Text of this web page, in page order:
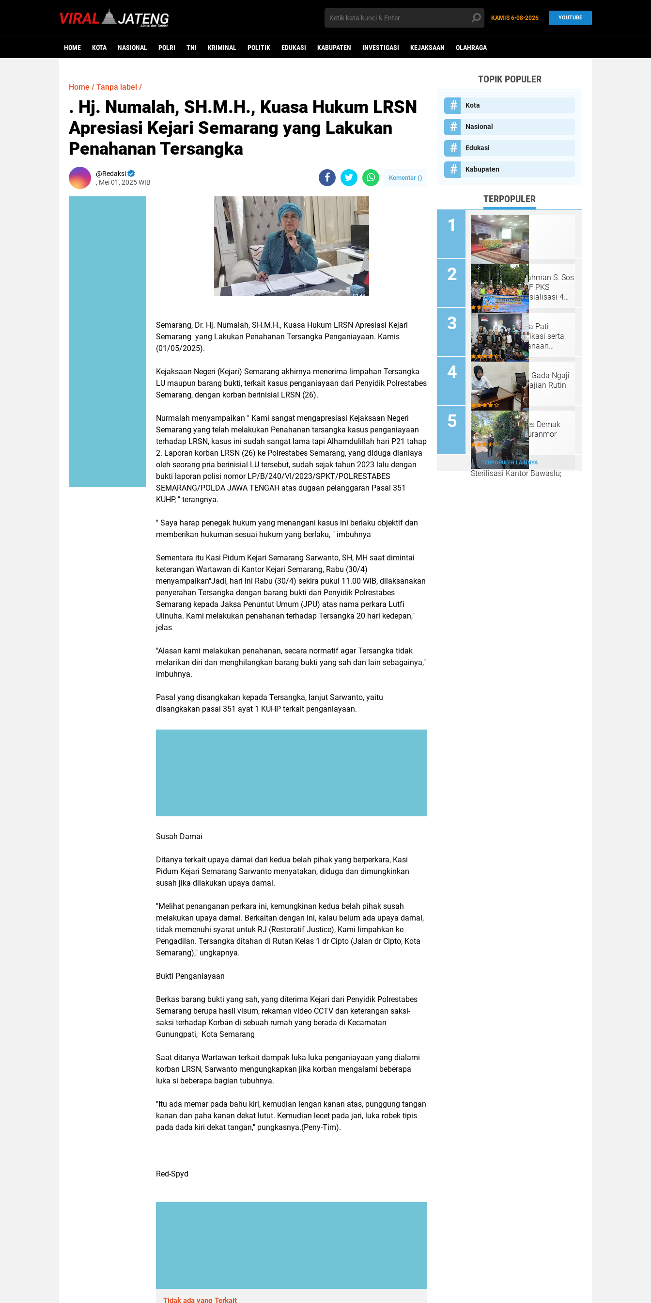
KAMIS 6•08•2026 YOUTUBE
HOME KOTA NASIONAL POLRI TNI KRIMINAL POLITIK EDUKASI KABUPATEN INVESTIGASI KEJAKSAAN OLAHRAGA
Home / Tanpa label /
. Hj. Numalah, SH.M.H., Kuasa Hukum LRSN
Apresiasi Kejari Semarang yang Lakukan
Penahanan Tersangka
Redaksi
, Mei 01, 2025 WIB
Komentar ()
Semarang, Dr. Hj. Numalah, SH.M.H., Kuasa Hukum LRSN Apresiasi Kejari
Semarang yang Lakukan Penahanan Tersangka Penganiayaan. Kamis
(01/05/2025).
Kejaksaan Negeri (Kejari) Semarang akhirnya menerima limpahan Tersangka
LU maupun barang bukti, terkait kasus penganiayaan dari Penyidik Polrestabes
Semarang, dengan korban berinisial LRSN (26).
Nurmalah menyampaikan " Kami sangat mengapresiasi Kejaksaan Negeri
Semarang yang telah melakukan Penahanan tersangka kasus penganiayaan
terhadap LRSN, kasus ini sudah sangat lama tapi Alhamdulillah hari P21 tahap
2. Laporan korban LRSN (26) ke Polrestabes Semarang, yang diduga dianiaya
oleh seorang pria berinisial LU tersebut, sudah sejak tahun 2023 lalu dengan
bukti laporan polisi nomor LP/B/240/VI/2023/SPKT/POLRESTABES
SEMARANG/POLDA JAWA TENGAH atas dugaan pelanggaran Pasal 351
KUHP, " terangnya.
" Saya harap penegak hukum yang menangani kasus ini berlaku objektif dan
memberikan hukuman sesuai hukum yang berlaku, " imbuhnya
Sementara itu Kasi Pidum Kejari Semarang Sarwanto, SH, MH saat dimintai
keterangan Wartawan di Kantor Kejari Semarang, Rabu (30/4)
menyampaikan"Jadi, hari ini Rabu (30/4) sekira pukul 11.00 WIB, dilaksanakan
penyerahan Tersangka dengan barang bukti dari Penyidik Polrestabes
Semarang kepada Jaksa Penuntut Umum (JPU) atas nama perkara Lutfi
Ulinuha. Kami melakukan penahanan terhadap Tersangka 20 hari kedepan,"
jelas
"Alasan kami melakukan penahanan, secara normatif agar Tersangka tidak
melarikan diri dan menghilangkan barang bukti yang sah dan lain sebagainya,"
imbuhnya.
Pasal yang disangkakan kepada Tersangka, lanjut Sarwanto, yaitu
disangkakan pasal 351 ayat 1 KUHP terkait penganiayaan.
Susah Damai
Ditanya terkait upaya damai dari kedua belah pihak yang berperkara, Kasi
Pidum Kejari Semarang Sarwanto menyatakan, diduga dan dimungkinkan
susah jika dilakukan upaya damai.
"Melihat penanganan perkara ini, kemungkinan kedua belah pihak susah
melakukan upaya damai. Berkaitan dengan ini, kalau belum ada upaya damai,
tidak memenuhi syarat untuk RJ (Restoratif Justice), Kami limpahkan ke
Pengadilan. Tersangka ditahan di Rutan Kelas 1 dr Cipto (Jalan dr Cipto, Kota
Semarang)," ungkapnya.
Bukti Penganiayaan
Berkas barang bukti yang sah, yang diterima Kejari dari Penyidik Polrestabes
Semarang berupa hasil visum, rekaman video CCTV dan keterangan saksi-
saksi terhadap Korban di sebuah rumah yang berada di Kecamatan
Gunungpati, Kota Semarang
Saat ditanya Wartawan terkait dampak luka-luka penganiayaan yang dialami
korban LRSN, Sarwanto mengungkapkan jika korban mengalami beberapa
luka si beberapa bagian tubuhnya.
"Itu ada memar pada bahu kiri, kemudian lengan kanan atas, punggung tangan
kanan dan paha kanan dekat lutut. Kemudian lecet pada jari, luka robek tipis
pada dada kiri dekat tangan," pungkasnya.(Peny-Tim).
Red-Spyd
Tidak ada yang Terkait
TOPIK POPULER
Kota
Nasional
Edukasi
Kabupaten
TERPOPULER
H. Mahfud Adurrahman S. Sos
Anggota MPR RI F PKS
Kembali Gelar Sosialisasi 4
Pilar Dengan Salimah Kota
Bekasi pada Masa Reses
Satlantas Polresta Pati
Sosialisasi, Glorifikasi serta
Viralisasi Pelaksanaan
Operasi Keselamatan Lalu
Lintas Candi 2024
Padepokan "Palu Gada Ngaji
Roso" Gelar Pengajian Rutin
Selapanan
Sat Reskrim Polres Demak
Ungkap Kasus Curanmor
Sterilisasi Kantor Bawaslu;
TERPOPULER LAINNYA